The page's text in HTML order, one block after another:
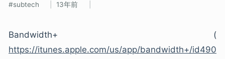
subtech 13年前
Bandwidth+ (
https://itunes.apple.com/us/app/bandwidth+/id490